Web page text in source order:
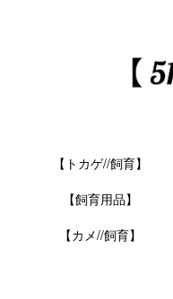
【トカゲ//飼育】
【飼育用品】
【カメ//飼育】